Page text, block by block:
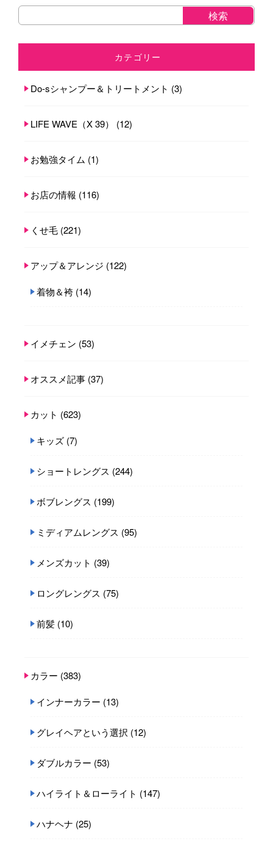
カテゴリー
Do-sシャンプー＆トリートメント (3)
LIFE WAVE（X 39） (12)
お勉強タイム (1)
お店の情報 (116)
くせ毛 (221)
アップ＆アレンジ (122)
着物＆袴 (14)
イメチェン (53)
オススメ記事 (37)
カット (623)
キッズ (7)
ショートレングス (244)
ボブレングス (199)
ミディアムレングス (95)
メンズカット (39)
ロングレングス (75)
前髪 (10)
カラー (383)
インナーカラー (13)
グレイヘアという選択 (12)
ダブルカラー (53)
ハイライト＆ローライト (147)
ハナヘナ (25)